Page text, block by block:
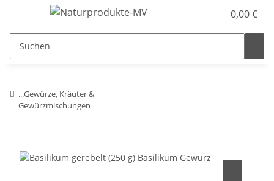
0,00 €
...Gewürze, Kräuter &
Gewürzmischungen